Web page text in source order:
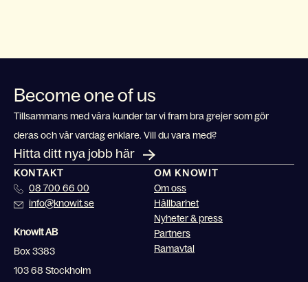
Become one of us
Tillsammans med våra kunder tar vi fram bra grejer som gör
deras och vår vardag enklare. Vill du vara med?
Hitta ditt nya jobb här
KONTAKT
08 700 66 00
info@knowit.se
Knowit AB
Box 3383
103 68 Stockholm
OM KNOWIT
Om oss
Hållbarhet
Nyheter & press
Partners
Ramavtal